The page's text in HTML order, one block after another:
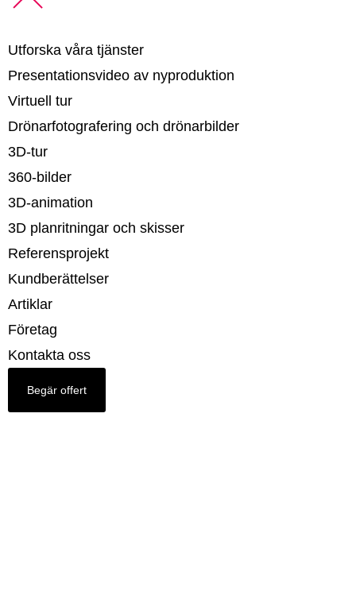
Utforska våra tjänster
Presentationsvideo av nyproduktion
Virtuell tur
Drönarfotografering och drönarbilder
3D-tur
360-bilder
3D-animation
3D planritningar och skisser
Referensprojekt
Kundberättelser
Artiklar
Företag
Kontakta oss
Begär offert